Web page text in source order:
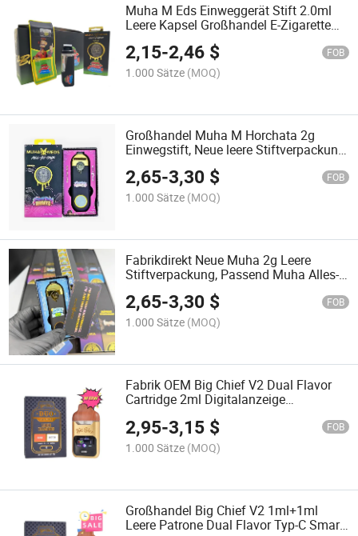
Muha M Eds Einweggerät Stift 2.0ml
Leere Kapsel Großhandel E-Zigarette
Verdampfer 350 mAh wiederaufladbare
Batterie
2,15-2,46 $ FOB
1.000 Sätze (MOQ)
Großhandel Muha M Horchata 2g
Einwegstift, Neue leere Stiftverpackung
Fabrikdirektlieferung Großbestellung
2,65-3,30 $ FOB
1.000 Sätze (MOQ)
Fabrikdirekt Neue Muha 2g Leere
Stiftverpackung, Passend Muha Alles-
in-Einem Einweg Horchata Stil
2,65-3,30 $ FOB
1.000 Sätze (MOQ)
Fabrik OEM Big Chief V2 Dual Flavor
Cartridge 2ml Digitalanzeige
2,95-3,15 $ FOB
1.000 Sätze (MOQ)
Großhandel Big Chief V2 1ml+1ml
Leere Patrone Dual Flavor Typ-C Smart